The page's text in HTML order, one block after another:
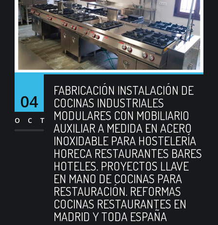
04
OCT
FABRICACIÓN INSTALACIÓN DE
COCINAS INDUSTRIALES
MODULARES CON MOBILIARIO
AUXILIAR A MEDIDA EN ACERO
INOXIDABLE PARA HOSTELERÍA
HORECA RESTAURANTES BARES
HOTELES. PROYECTOS LLAVE
EN MANO DE COCINAS PARA
RESTAURACIÓN. REFORMAS
COCINAS RESTAURANTES EN
MADRID Y TODA ESPAÑA